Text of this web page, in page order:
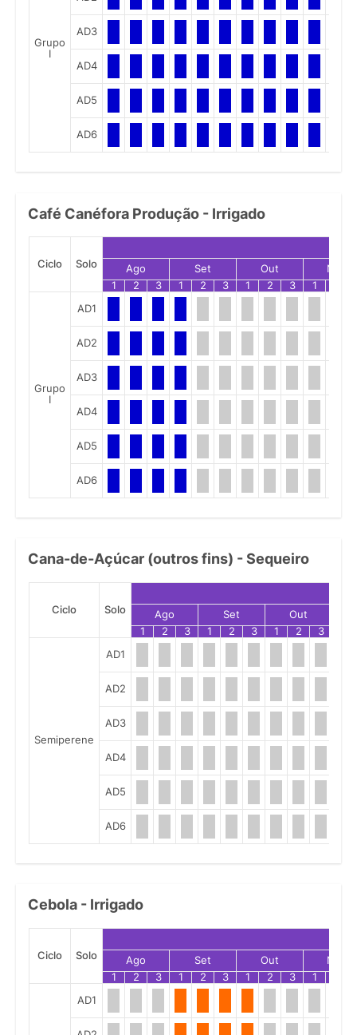
Grupo
I
AD3
AD4
AD5
AD6
Café Canéfora Produção - Irrigado
Ciclo Solo Ago Set Out
Nov
1
2 3 1 2 3 1 2 3 1
Grupo
I
AD1
AD2
AD3
AD4
AD5
AD6
Cana-de-Açúcar (outros fins) - Sequeiro
Ciclo Solo Ago Set Out
1
2 3 1 2 3 1 2 3
Semiperene
AD1
AD2
AD3
AD4
AD5
AD6
Cebola - Irrigado
Ciclo Solo Ago Set Out
Nov
1
2 3 1 2 3 1 2 3 1
AD1